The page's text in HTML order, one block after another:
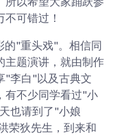
可错过！
的"重头戏"。相信同
主题演讲，就由制作
"李白"以及古典文
有不少同学看过"小
也请到了"小娘
荣狄先生，到来和